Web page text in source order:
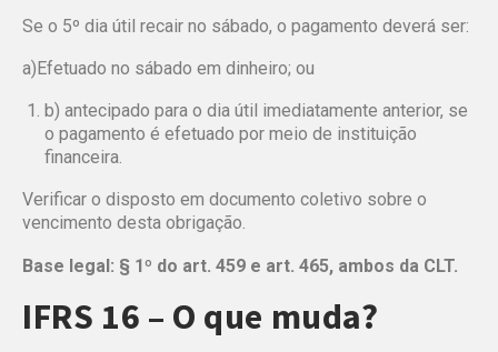
Se o 5º dia útil recair no sábado, o pagamento deverá ser:
a)Efetuado no sábado em dinheiro; ou
b) antecipado para o dia útil imediatamente anterior, se
o pagamento é efetuado por meio de instituição
financeira.
Verificar o disposto em documento coletivo sobre o
vencimento desta obrigação.
Base legal: § 1º do art. 459 e art. 465, ambos da CLT.
IFRS 16 – O que muda?